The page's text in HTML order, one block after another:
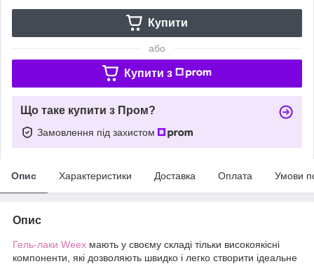
Купити
або
Купити з
Що таке купити з Пром?
Замовлення під захистом
Опис Характеристики Доставка Оплата Умови
Опис
Гель-лаки Weex мають у своєму складі тільки високоякісні
компоненти, які дозволяють швидко і легко створити ідеальне